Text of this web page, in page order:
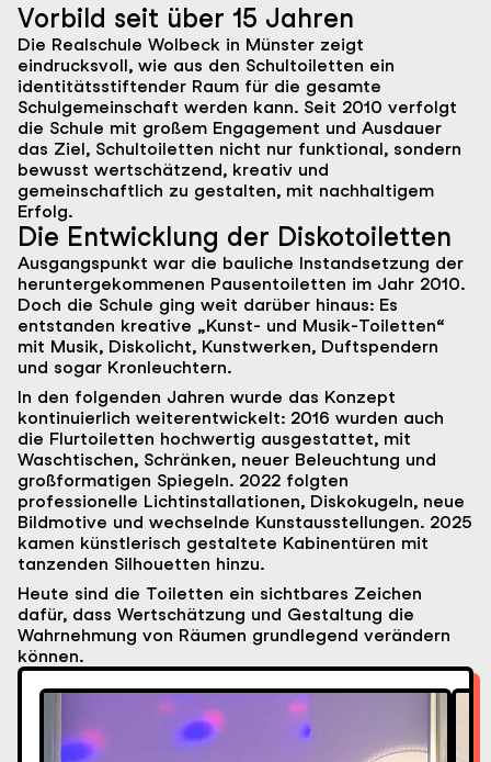
Vorbild seit über 15 Jahren
Die Realschule Wolbeck in Münster zeigt
eindrucksvoll, wie aus den Schultoiletten ein
identitätsstiftender Raum für die gesamte
Schulgemeinschaft werden kann. Seit 2010 verfolgt
die Schule mit großem Engagement und Ausdauer
das Ziel, Schultoiletten nicht nur funktional, sondern
bewusst wertschätzend, kreativ und
gemeinschaftlich zu gestalten, mit nachhaltigem
Erfolg.
Die Entwicklung der Diskotoiletten
Ausgangspunkt war die bauliche Instandsetzung der
heruntergekommenen Pausentoiletten im Jahr 2010.
Doch die Schule ging weit darüber hinaus: Es
entstanden kreative „Kunst- und Musik-Toiletten“
mit Musik, Diskolicht, Kunstwerken, Duftspendern
und sogar Kronleuchtern.
In den folgenden Jahren wurde das Konzept
kontinuierlich weiterentwickelt: 2016 wurden auch
die Flurtoiletten hochwertig ausgestattet, mit
Waschtischen, Schränken, neuer Beleuchtung und
großformatigen Spiegeln. 2022 folgten
professionelle Lichtinstallationen, Diskokugeln, neue
Bildmotive und wechselnde Kunstausstellungen. 2025
kamen künstlerisch gestaltete Kabinentüren mit
tanzenden Silhouetten hinzu.
Heute sind die Toiletten ein sichtbares Zeichen
dafür, dass Wertschätzung und Gestaltung die
Wahrnehmung von Räumen grundlegend verändern
können.